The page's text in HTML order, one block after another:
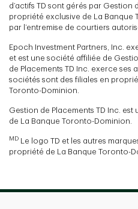
d’actifs TD sont gérés par Gestion
propriété exclusive de La Banque
par l’entremise de courtiers
Epoch Investment Partners, Inc.
et est une société affiliée de
de Placements TD Inc. exerce ses
sociétés sont des filiales en
Toronto-Dominion.
Gestion de Placements TD Inc.
de La Banque Toronto-Dominion.
MD
Le logo TD et les autres
propriété de La Banque Toronto-